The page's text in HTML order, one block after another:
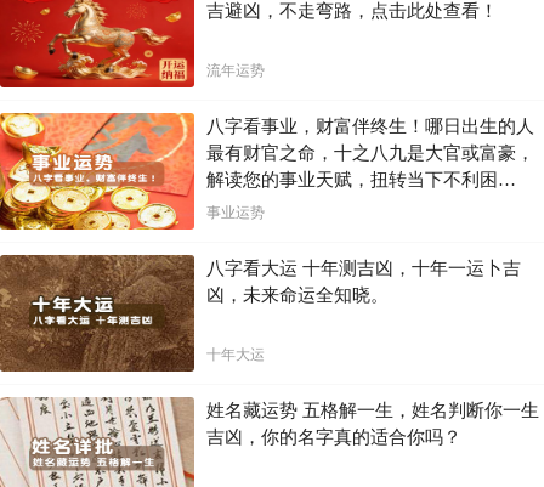
吉避凶，不走弯路，点击此处查看！
流年运势
八字看事业，财富伴终生！哪日出生的人
最有财官之命，十之八九是大官或富豪，
解读您的事业天赋，扭转当下不利困
局！！
事业运势
八字看大运 十年测吉凶，十年一运卜吉
凶，未来命运全知晓。
十年大运
姓名藏运势 五格解一生，姓名判断你一生
吉凶，你的名字真的适合你吗？